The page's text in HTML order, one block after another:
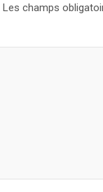
Les champs